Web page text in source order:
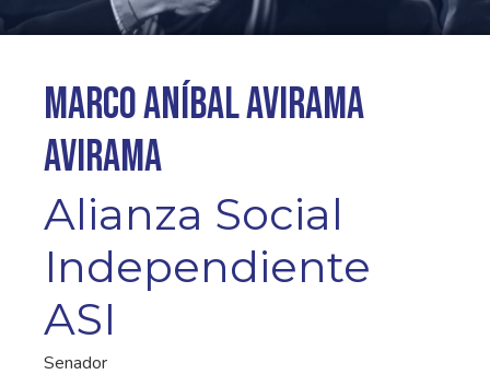
Marco Aníbal Avirama
Avirama
Alianza Social
Independiente
ASI
Senador